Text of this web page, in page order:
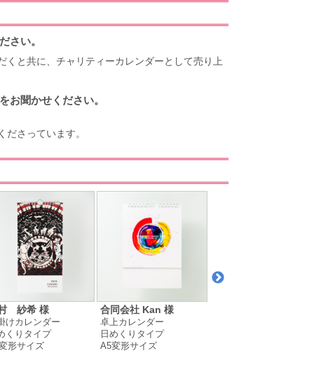
さい。
と共に、チャリティーカレンダーとして売り上
お聞かせください。
さっています。
紗希 様
けカレンダー
くりタイプ
形サイズ
合同会社 Kan 様
卓上カレンダー
日めくりタイプ
A5変形サイズ